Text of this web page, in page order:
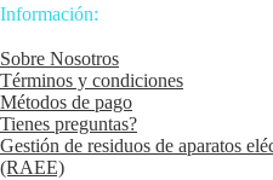
Información:
Sobre Nosotros
Términos y condiciones
Métodos de pago
Tienes preguntas?
Gestión de residuos de aparatos
(RAEE)